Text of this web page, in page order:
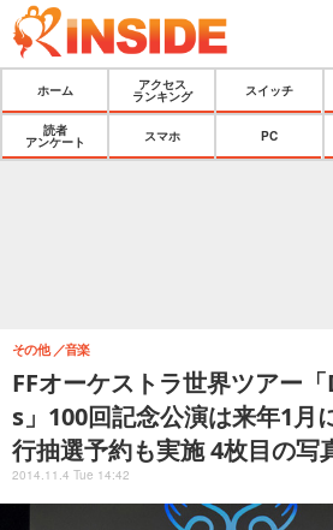
ホーム
アクセス
ランキング
スイッチ
読者
アンケート
スマホ PC
FFオーケストラ世界ツアー
s」100回記念公演は来年1月
行抽選予約も実施 4枚目の写
その他 音楽
2014.11.4 Tue 14:42